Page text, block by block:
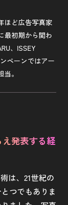
ほど広告写真家
最初期から関わ
、ISSEY
ペーンではアー
。
発表する経
は、21世紀の
つでもありま